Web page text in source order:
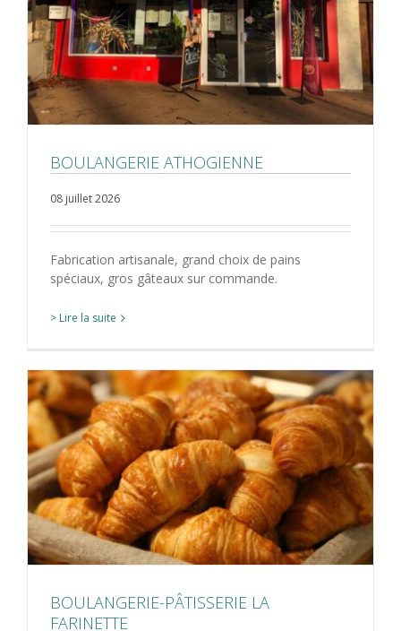
BOULANGERIE ATHOGIENNE
08 juillet 2026
Fabrication artisanale, grand choix de pains
spéciaux, gros gâteaux sur commande.
> Lire la suite
BOULANGERIE-PÂTISSERIE LA
FARINETTE